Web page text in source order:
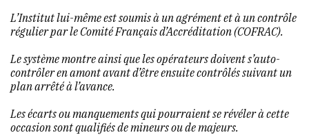
L’Institut lui-même est soumis à un agrément et à un contrôle
régulier par le Comité Français d’Accréditation (COFRAC).
Le système montre ainsi que les opérateurs doivent s’auto-
contrôler en amont avant d’être ensuite contrôlés suivant un
plan arrêté à l’avance.
Les écarts ou manquements qui pourraient se révéler à cette
occasion sont qualifiés de mineurs ou de majeurs.